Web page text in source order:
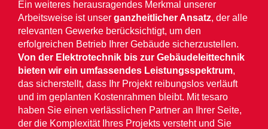
Ein weiteres herausragendes Merkmal unserer
Arbeitsweise ist unser ganzheitlicher Ansatz, der alle
relevanten Gewerke berücksichtigt, um den
erfolgreichen Betrieb Ihrer Gebäude sicherzustellen.
Von der Elektrotechnik bis zur Gebäudeleittechnik
bieten wir ein umfassendes Leistungsspektrum,
das sicherstellt, dass Ihr Projekt reibungslos verläuft
und im geplanten Kostenrahmen bleibt. Mit tesaro
haben Sie einen verlässlichen Partner an Ihrer Seite,
der die Komplexität Ihres Projekts versteht und Sie